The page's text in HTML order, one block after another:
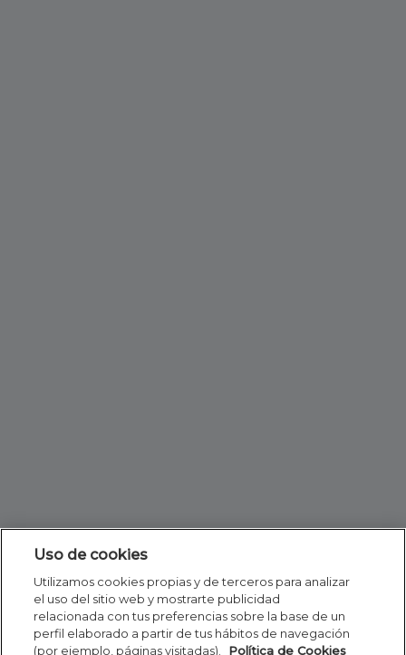
Uso de cookies
Utilizamos cookies propias y de terceros para analizar
el uso del sitio web y mostrarte publicidad
relacionada con tus preferencias sobre la base de un
perfil elaborado a partir de tus hábitos de navegación
(por ejemplo, páginas visitadas).
Política de Cookies